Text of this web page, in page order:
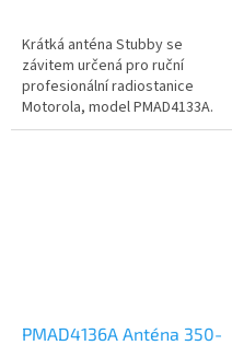
Krátká anténa Stubby se
závitem určená pro ruční
profesionální radiostanice
Motorola, model PMAD4133A.
Kmitočtový rozsah 360-400MHz,
PMAD4136A Anténa 350-